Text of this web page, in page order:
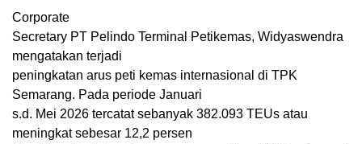
Corporate
Secretary PT Pelindo Terminal Petikemas, Widyaswendra
mengatakan terjadi
peningkatan arus peti kemas internasional di TPK
Semarang. Pada periode Januari
s.d. Mei 2026 tercatat sebanyak 382.093 TEUs atau
meningkat sebesar 12,2 persen